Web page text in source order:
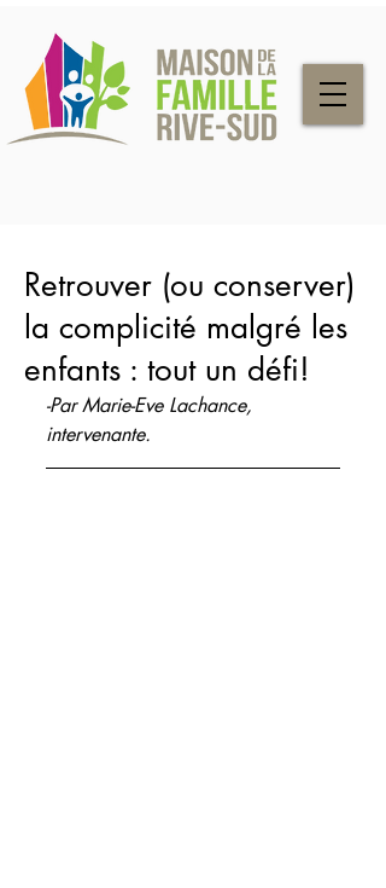
Retrouver (ou conserver)
la complicité malgré les
enfants : tout un défi!
-Par Marie-Eve Lachance,
intervenante.